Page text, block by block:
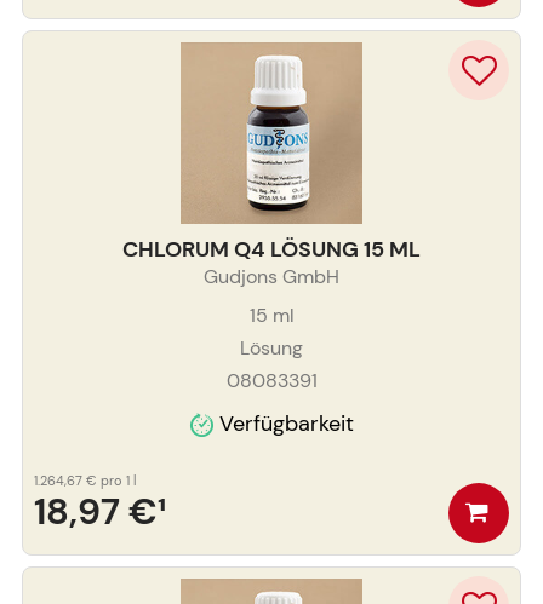
CHLORUM Q4 LÖSUNG 15 ML
Gudjons GmbH
15 ml
Lösung
08083391
Verfügbarkeit
18,97 €¹
1.264,67 € pro 1 l